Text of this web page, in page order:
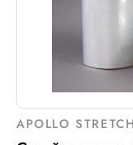
APOLLO STRETCH